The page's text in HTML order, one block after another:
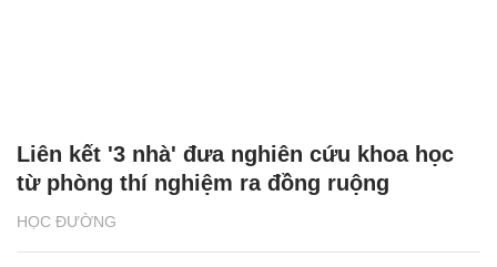
HỌC ĐƯỜNG
Liên kết '3 nhà' đưa nghiên cứu khoa học
từ phòng thí nghiệm ra đồng ruộng